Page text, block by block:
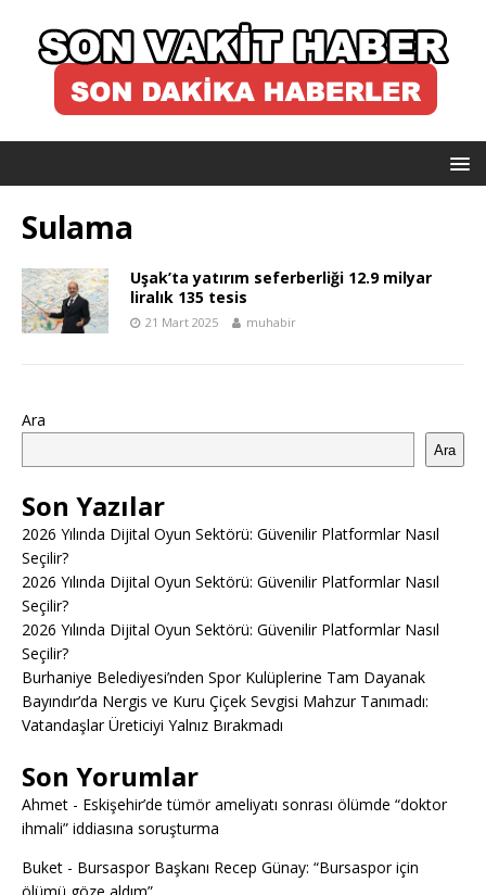
Sulama
Uşak’ta yatırım seferberliği 12.9 milyar
liralık 135 tesis
21 Mart 2025 muhabir
Ara
Ara
Son Yazılar
2026 Yılında Dijital Oyun Sektörü: Güvenilir Platformlar Nasıl
Seçilir?
2026 Yılında Dijital Oyun Sektörü: Güvenilir Platformlar Nasıl
Seçilir?
2026 Yılında Dijital Oyun Sektörü: Güvenilir Platformlar Nasıl
Seçilir?
Burhaniye Belediyesi’nden Spor Kulüplerine Tam Dayanak
Bayındır’da Nergis ve Kuru Çiçek Sevgisi Mahzur Tanımadı:
Vatandaşlar Üreticiyi Yalnız Bırakmadı
Son Yorumlar
Ahmet - Eskişehir’de tümör ameliyatı sonrası ölümde “doktor
ihmali” iddiasına soruşturma
Buket - Bursaspor Başkanı Recep Günay: “Bursaspor için